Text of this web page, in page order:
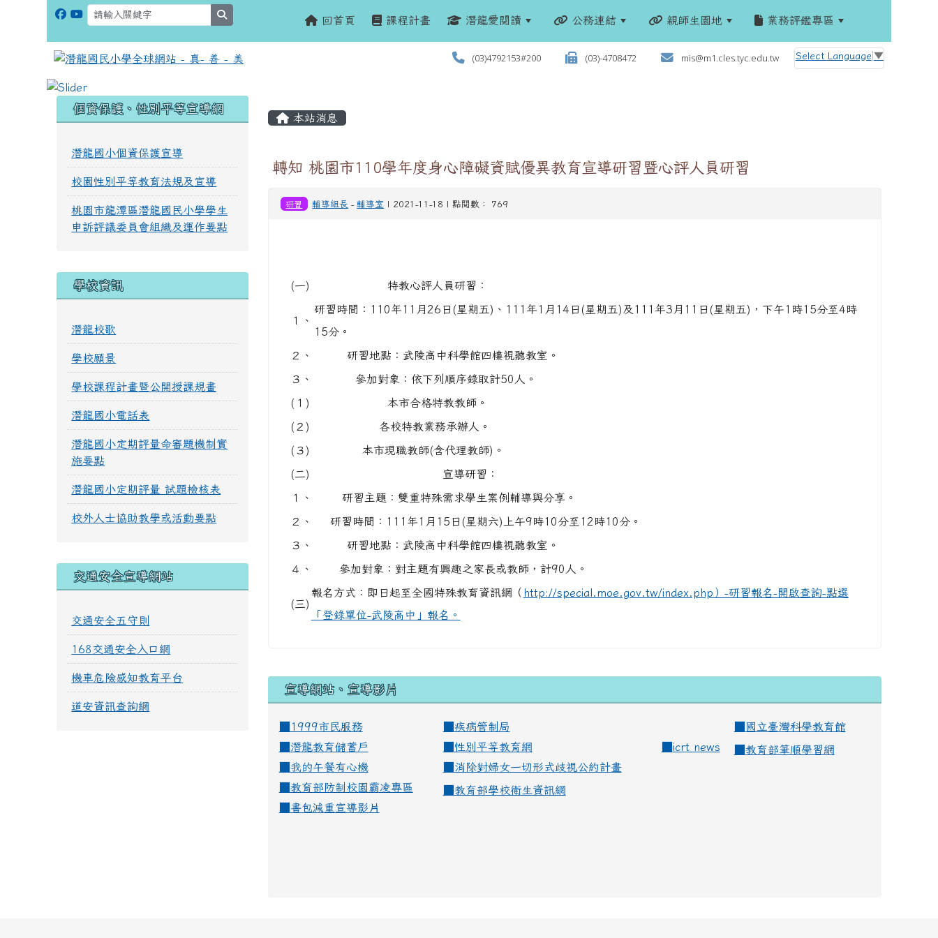
回首頁 課程計畫 潛龍愛閱讀 公務連結 親師生園地 業務評鑑專區
(03)4792153#200 (03)-4708472 mis@m1.cles.tyc.edu.tw Select Language ▼
本站消息
轉知 桃園市110學年度身心障礙資賦優異教育宣導研習暨心評人員研習
研習 輔導組長 -輔導室 | 2021-11-18 | 點閱數： 769
(一) 特教心評人員研習：
１、
研習時間：110年11月26日(星期五)、111年1月14日(星期五)及111年3月11日(星期五)，下午1時15分至4時
15分。
２、 研習地點：武陵高中科學館四樓視聽教室。
３、 參加對象：依下列順序錄取計50人。
(１) 本市合格特教教師。
(２) 各校特教業務承辦人。
(３) 本市現職教師(含代理教師)。
(二) 宣導研習：
１、 研習主題：雙重特殊需求學生案例輔導與分享。
２、 研習時間：111年1月15日(星期六)上午9時10分至12時10分。
３、 研習地點：武陵高中科學館四樓視聽教室。
４、 參加對象：對主題有興趣之家長或教師，計90人。
(三)
報名方式：即日起至全國特殊教育資訊網（ http://special.moe.gov.tw/index.php）-研習報名-開啟查詢-點選
「登錄單位-武陵高中」報名。
宣導網站、宣導影片
■1999市民服務 疾病管制局
國立臺灣科學教育館
潛龍教育儲蓄戶 性別平等教育網 icrt news
教育部筆順學習網
我的午餐有心機
消除對婦女一切形式歧視公約計畫
教育部防制校園霸凌專區
教育部學校衛生資訊網
書包減重宣導影片
個資保護、性別平等宣導網
潛龍國小個資保護宣導
校園性別平等教育法規及宣導
桃園市龍潭區潛龍國民小學學生
申訴評議委員會組織及運作要點
學校資訊
潛龍校歌
學校願景
學校課程計畫暨公開授課規畫
潛龍國小電話表
潛龍國小定期評量命審題機制實
施要點
潛龍國小定期評量 試題檢核表
校外人士協助教學或活動要點
交通安全宣導網站
交通安全五守則
168交通安全入口網
機車危險感知教育平台
道安資訊查詢網